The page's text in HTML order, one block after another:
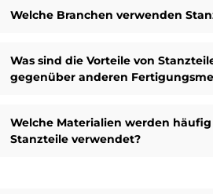
Welche Branchen verwenden
Was sind die Vorteile von
gegenüber anderen
Welche Materialien werden
Stanzteile verwendet?